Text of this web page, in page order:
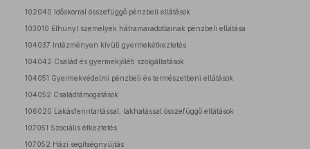
102040 Időskorral összefüggő pénzbeli ellátások
103010 Elhunyt személyek hátramaradottainak pénzbeli ellátása
104037 Intézményen kívüli gyermekétkeztetés
104042 Család és gyermekjóléti szolgáltatások
104051 Gyermekvédelmi pénzbeli és természetbeni ellátások
104052 Családtámogatások
106020 Lakásfenntartással, lakhatással összefüggő ellátások
107051 Szociális étkeztetés
107052 Házi segítségnyújtás